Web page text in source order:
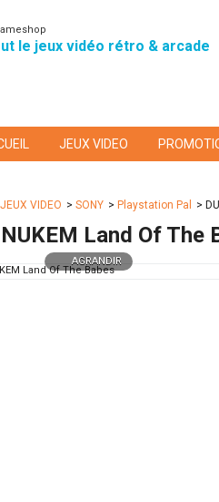
le jeux vidéo rétro & arcade
JEUX VIDEO
JEUX VIDEO > SONY > Playstation Pal >
NUKEM Land Of The
AGRANDIR